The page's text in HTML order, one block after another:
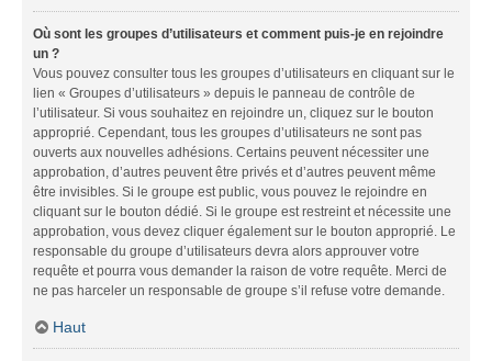
Où sont les groupes d’utilisateurs et comment puis-je en rejoindre
un ?
Vous pouvez consulter tous les groupes d’utilisateurs en cliquant sur le
lien « Groupes d’utilisateurs » depuis le panneau de contrôle de
l’utilisateur. Si vous souhaitez en rejoindre un, cliquez sur le bouton
approprié. Cependant, tous les groupes d’utilisateurs ne sont pas
ouverts aux nouvelles adhésions. Certains peuvent nécessiter une
approbation, d’autres peuvent être privés et d’autres peuvent même
être invisibles. Si le groupe est public, vous pouvez le rejoindre en
cliquant sur le bouton dédié. Si le groupe est restreint et nécessite une
approbation, vous devez cliquer également sur le bouton approprié. Le
responsable du groupe d’utilisateurs devra alors approuver votre
requête et pourra vous demander la raison de votre requête. Merci de
ne pas harceler un responsable de groupe s’il refuse votre demande.
Haut